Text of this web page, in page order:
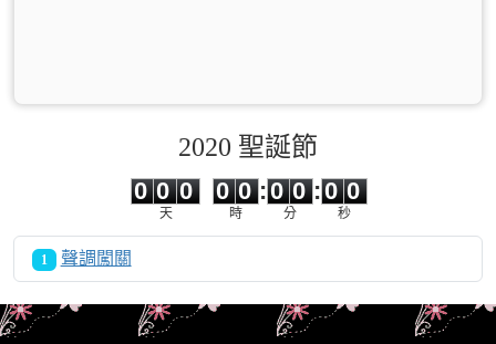
2020 聖誕節
0 0
0
0
天
0
0
0
0
時
:
0
0
0
0
分
:0 0
秒
1 聲調闖關